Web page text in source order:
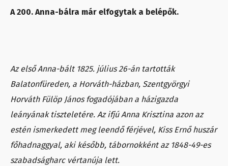
A 200. Anna-bálra már elfogytak a belépők.
Az első Anna-bált 1825. július 26-án tartották
Balatonfüreden, a Horváth-házban, Szentgyörgyi
Horváth Fülöp János fogadójában a házigazda
leányának tiszteletére. Az ifjú Anna Krisztina azon az
estén ismerkedett meg leendő férjével, Kiss Ernő huszár
főhadnaggyal, aki később, tábornokként az 1848-49-es
szabadságharc vértanúja lett.